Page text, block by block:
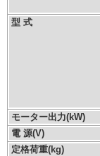
型 式
モーター出力(kW)
電 源(V)
定格荷重(kg)